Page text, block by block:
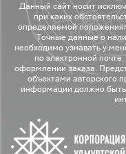
Данный сайт носит
при каких
определяемой
Точные данные о
необходимо узнавать у
по электронной
оформлении заказа.
объектами авторского
информации должно быть